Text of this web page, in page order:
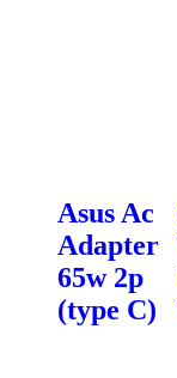
Asus Ac
Adapter
65w 2p
(type C)